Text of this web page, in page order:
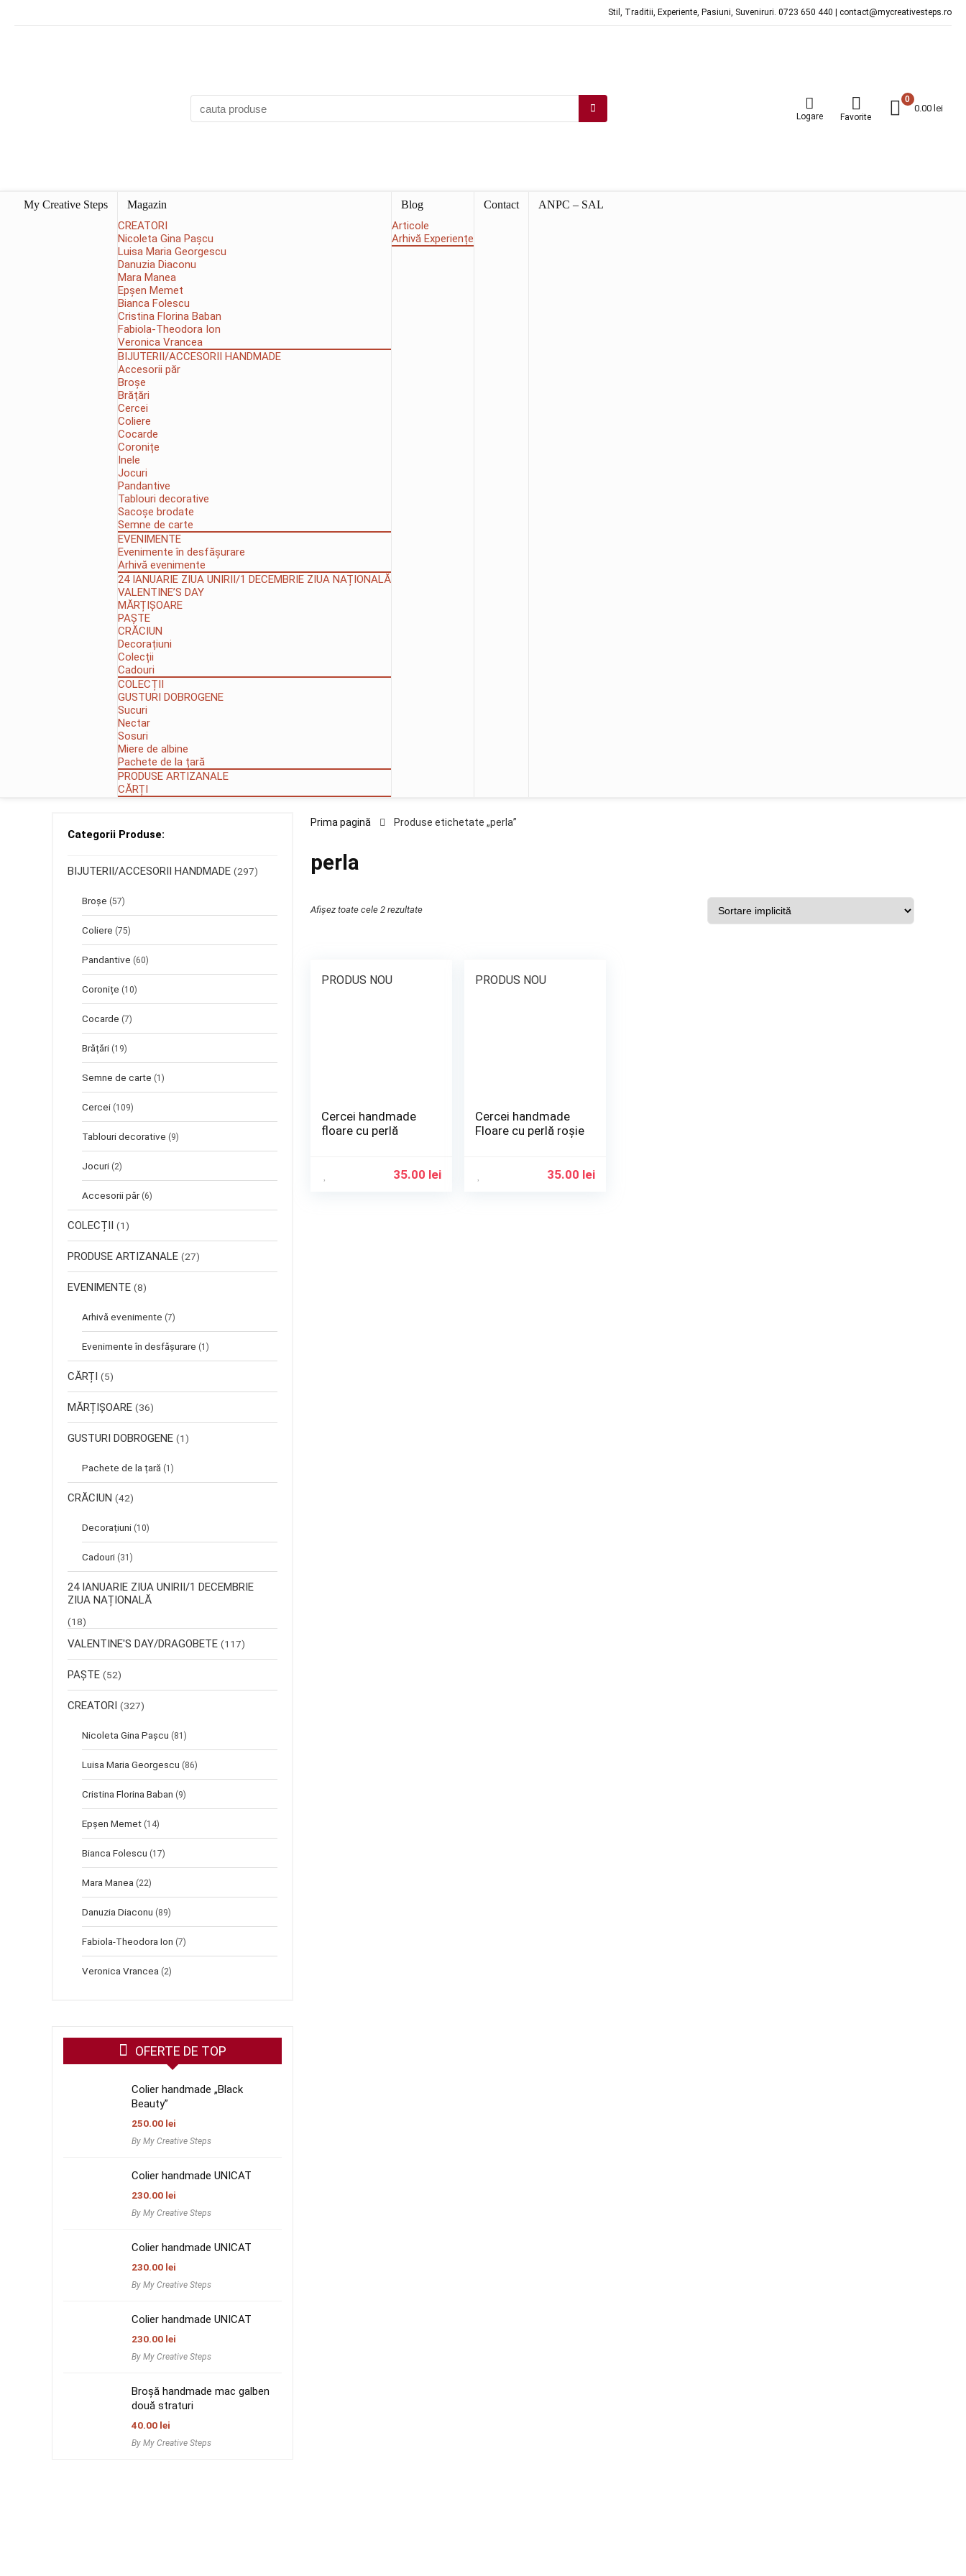
Stil, Traditii, Experiente, Pasiuni, Suveniruri. 0723 650 440 | contact@mycreativesteps.ro
Logare Favorite
0
0.00 lei
My Creative Steps Magazin
CREATORI
Nicoleta Gina Pașcu
Luisa Maria Georgescu
Danuzia Diaconu
Mara Manea
Epșen Memet
Bianca Folescu
Cristina Florina Baban
Fabiola-Theodora Ion
Veronica Vrancea
BIJUTERII/ACCESORII HANDMADE
Accesorii păr
Broșe
Brățări
Cercei
Coliere
Cocarde
Coronițe
Inele
Jocuri
Pandantive
Tablouri decorative
Sacoșe brodate
Semne de carte
EVENIMENTE
Evenimente în desfășurare
Arhivă evenimente
24 IANUARIE ZIUA UNIRII/1 DECEMBRIE ZIUA NAȚIONALĂ
VALENTINE’S DAY
MĂRȚIȘOARE
PAȘTE
CRĂCIUN
Decorațiuni
Colecții
Cadouri
COLECȚII
GUSTURI DOBROGENE
Sucuri
Nectar
Sosuri
Miere de albine
Pachete de la țară
PRODUSE ARTIZANALE
CĂRȚI
Blog
Articole
Arhivă Experiențe
Contact ANPC – SAL
Categorii Produse:
BIJUTERII/ACCESORII HANDMADE (297)
Broșe (57)
Coliere (75)
Pandantive (60)
Coronițe (10)
Cocarde (7)
Brățări (19)
Semne de carte (1)
Cercei (109)
Tablouri decorative (9)
Jocuri (2)
Accesorii păr (6)
COLECȚII (1)
PRODUSE ARTIZANALE (27)
EVENIMENTE (8)
Arhivă evenimente (7)
Evenimente în desfășurare (1)
CĂRȚI (5)
MĂRȚIȘOARE (36)
GUSTURI DOBROGENE (1)
Pachete de la țară (1)
CRĂCIUN (42)
Decorațiuni (10)
Cadouri (31)
24 IANUARIE ZIUA UNIRII/1 DECEMBRIE
ZIUA NAȚIONALĂ
(18)
VALENTINE'S DAY/DRAGOBETE (117)
PAȘTE (52)
CREATORI (327)
Nicoleta Gina Pașcu (81)
Luisa Maria Georgescu (86)
Cristina Florina Baban (9)
Epșen Memet (14)
Bianca Folescu (17)
Mara Manea (22)
Danuzia Diaconu (89)
Fabiola-Theodora Ion (7)
Veronica Vrancea (2)
OFERTE DE TOP
Colier handmade „Black
Beauty”
250.00 lei
By My Creative Steps
Colier handmade UNICAT
230.00 lei
By My Creative Steps
Colier handmade UNICAT
230.00 lei
By My Creative Steps
Colier handmade UNICAT
230.00 lei
By My Creative Steps
Broșă handmade mac galben
două straturi
40.00 lei
By My Creative Steps
Prima pagină Produse etichetate „perla”
perla
Afișez toate cele 2 rezultate
PRODUS NOU
Cercei handmade
floare cu perlă
35.00 lei
PRODUS NOU
Cercei handmade
Floare cu perlă roșie
35.00 lei